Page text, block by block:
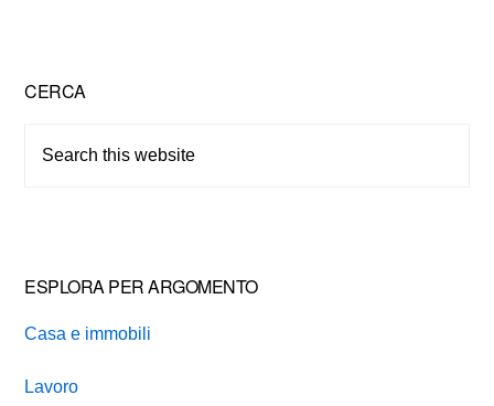
Primary
Sidebar
CERCA
ESPLORA PER ARGOMENTO
Casa e immobili
Lavoro